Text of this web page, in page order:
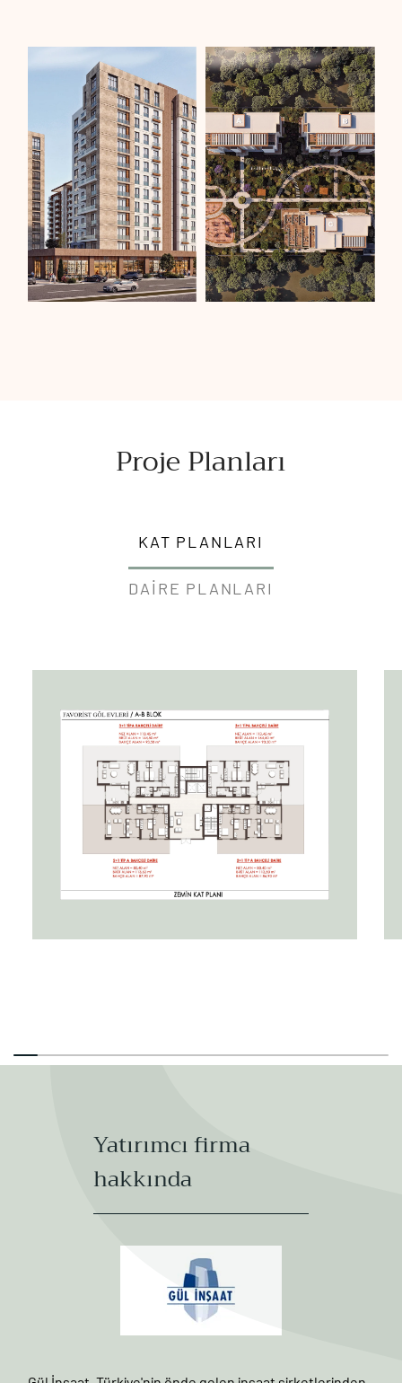
Proje Planları
KAT PLANLARI
DAIRE PLANLARI
Yatırımcı firma
hakkında